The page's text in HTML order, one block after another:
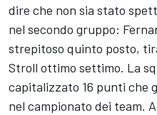
dire che non sia stato
nel secondo gruppo:
strepitoso quinto posto,
Stroll ottimo settimo. La
capitalizzato 16 punti che
nel campionato dei team.